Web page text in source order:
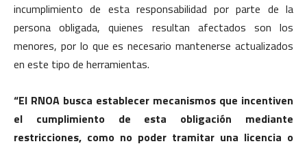
incumplimiento de esta responsabilidad por parte de la
persona obligada, quienes resultan afectados son los
menores, por lo que es necesario mantenerse actualizados
en este tipo de herramientas.
“El RNOA busca establecer mecanismos que incentiven
el cumplimiento de esta obligación mediante
restricciones, como no poder tramitar una licencia o